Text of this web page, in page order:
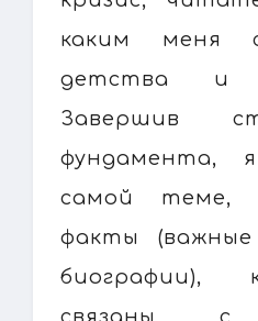
каким меня
детства и
Завершив
фундамента,
самой теме,
факты
биографии),
связаны с